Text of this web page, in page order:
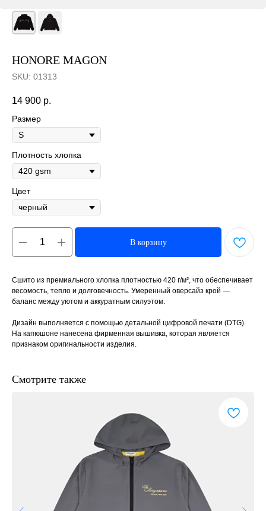
HONORE MAGON
SKU: 01313
14 900 р.
Размер
Плотность хлопка
Цвет
В корзину
Сшито из премиального хлопка плотностью 420 г/м², что обеспечивает
весомость, тепло и долговечность. Умеренный оверсайз крой —
баланс между уютом и аккуратным силуэтом.
Дизайн выполняется с помощью детальной цифровой печати (DTG).
На капюшоне нанесена фирменная вышивка, которая является
признаком оригинальности изделия.
Смотрите также